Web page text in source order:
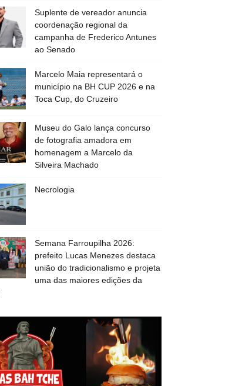
Suplente de vereador anuncia
coordenação regional da
campanha de Frederico Antunes
ao Senado
Marcelo Maia representará o
município na BH CUP 2026 e na
Toca Cup, do Cruzeiro
Museu do Galo lança concurso
de fotografia amadora em
homenagem a Marcelo da
Silveira Machado
Necrologia
Semana Farroupilha 2026:
prefeito Lucas Menezes destaca
união do tradicionalismo e projeta
uma das maiores edições da